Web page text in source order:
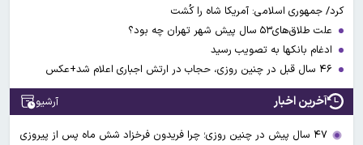
کرد/ جمهوری اسلامی: آمریکا شاه را کُشت
علت طلاق‌های۵۳ سال پیش شهر تهران چه بود؟
ادغام بانکها به تصویب رسید
آخرین اخبار آرشیو
۴۷ سال پیش در چنین روزی؛ چرا فریدون فرخزاد شش ماه پس از پیروزی